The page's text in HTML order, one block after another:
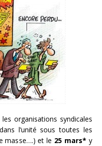
organisations syndicales
dans l’unité sous toutes les
masse….) et le 25 mars* y